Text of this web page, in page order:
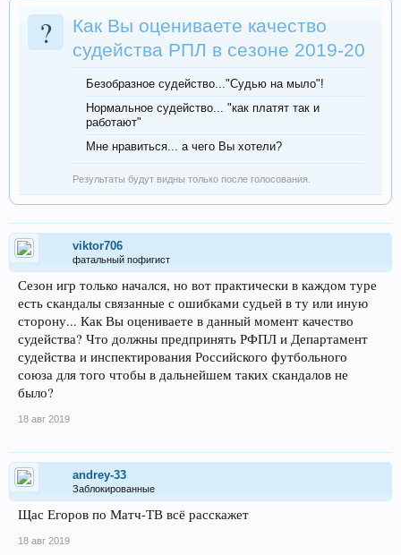
?
Как Вы оцениваете качество
судейства РПЛ в сезоне 2019-20
Безобразное судейство..."Судью на мыло"!
Нормальное судейство... "как платят так и
работают"
Мне нравиться... а чего Вы хотели?
Результаты будут видны только после голосования.
viktor706
фатальный пофигист
Сезон игр только начался, но вот практически в каждом туре
есть скандалы связанные с ошибками судьей в ту или иную
сторону... Как Вы оцениваете в данный момент качество
судейства? Что должны предпринять РФПЛ и Департамент
судейства и инспектирования Российского футбольного
союза для того чтобы в дальнейшем таких скандалов не
было?
18 авг 2019
andrey-33
Заблокированные
Щас Егоров по Матч-ТВ всё расскажет
18 авг 2019